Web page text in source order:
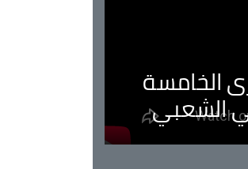
الخامسة
الشعبي